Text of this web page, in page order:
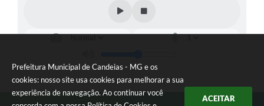
Prefeitura Municipal de Candeias - MG e os
cookies: nosso site usa cookies para melhorar a sua
experiência de navegação. Ao continuar você
ACEITAR